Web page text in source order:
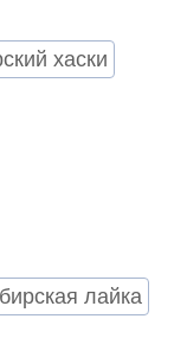
хаски
лайка